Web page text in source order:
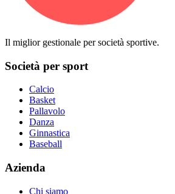
Il miglior gestionale per società sportive.
Società per sport
Calcio
Basket
Pallavolo
Danza
Ginnastica
Baseball
Azienda
Chi siamo